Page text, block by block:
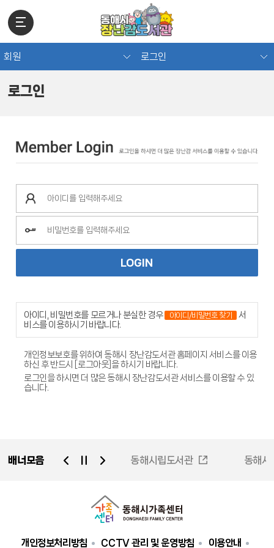
로그인
회원 로그인
아이디, 비밀번호를 모르거나 분실한 경우 아이디/비밀번호 찾기
서
비스를 이용하시기 바랍니다.
개인정보보호를 위하여 동해시 장난감도서관 홈페이지 서비스를 이용
하신 후 반드시 [로그아웃]을 하시기 바랍니다.
로그인을 하시면 더 많은 동해시 장난감도서관 서비스를 이용할 수 있
습니다.
배너모음
동해시가족센터 동해시립도서관
동해시
개인정보처리방침 CCTV 관리 및 운영방침 이용안내